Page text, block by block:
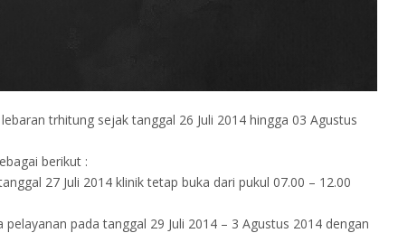
trhitung sejak tanggal 26 Juli 2014 hingga 03 Agustus
berikut :
27 Juli 2014 klinik tetap buka dari pukul 07.00 – 12.00
pada tanggal 29 Juli 2014 – 3 Agustus 2014 dengan